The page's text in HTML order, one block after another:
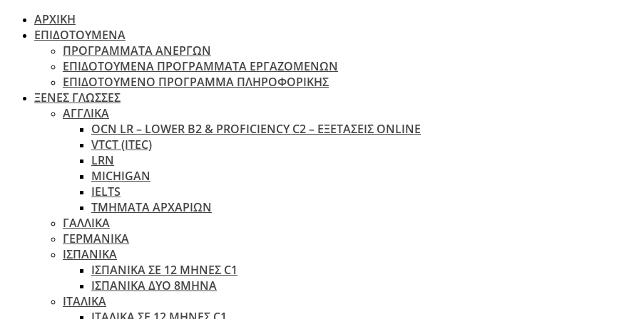
ΑΡΧΙΚΗ
ΕΠΙΔΟΤΟΥΜΕΝΑ
ΠΡΟΓΡΑΜΜΑΤΑ ΑΝΕΡΓΩΝ
ΕΠΙΔΟΤΟΥΜΕΝΑ ΠΡΟΓΡΑΜΜΑΤΑ ΕΡΓΑΖΟΜΕΝΩΝ
ΕΠΙΔΟΤΟΥΜΕΝΟ ΠΡΟΓΡΑΜΜΑ ΠΛΗΡΟΦΟΡΙΚΗΣ
ΞΕΝΕΣ ΓΛΩΣΣΕΣ
ΑΓΓΛΙΚΑ
OCN LR – LOWER B2 & PROFICIENCY C2 – ΕΞΕΤΆΣΕΙΣ ONLINE
VTCT (ITEC)
LRN
MICHIGAN
IELTS
ΤΜΗΜΑΤΑ ΑΡΧΑΡΙΩΝ
ΓΑΛΛΙΚΑ
ΓΕΡΜΑΝΙΚΑ
ΙΣΠΑΝΙΚΑ
ΙΣΠΑΝΙΚΑ ΣΕ 12 ΜΗΝΕΣ C1
ΙΣΠΑΝΙΚΑ ΔΥΟ 8ΜΗΝΑ
ΙΤΑΛΙΚΑ